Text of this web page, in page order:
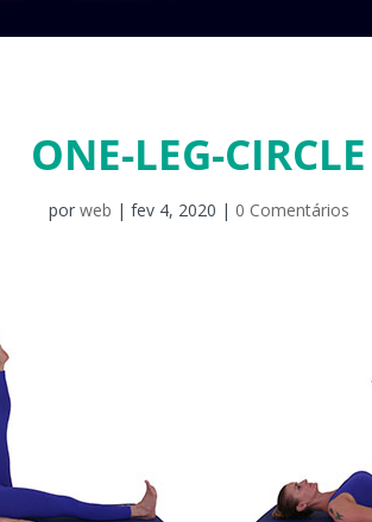
ONE-LEG-CIRCLE
por web | fev 4, 2020 | 0 Comentários